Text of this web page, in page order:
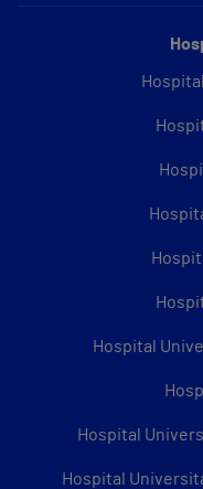
Hospital
Hospital
Hospital